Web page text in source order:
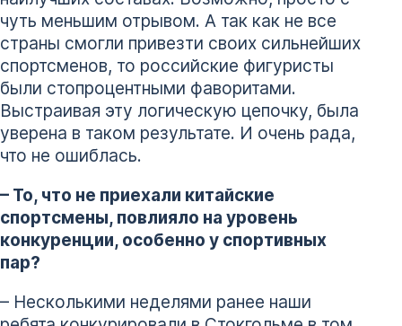
чуть меньшим отрывом. А так как не все
страны смогли привезти своих сильнейших
спортсменов, то российские фигуристы
были стопроцентными фаворитами.
Выстраивая эту логическую цепочку, была
уверена в таком результате. И очень рада,
что не ошиблась.
– То, что не приехали китайские
спортсмены, повлияло на уровень
конкуренции, особенно у спортивных
пар?
– Несколькими неделями ранее наши